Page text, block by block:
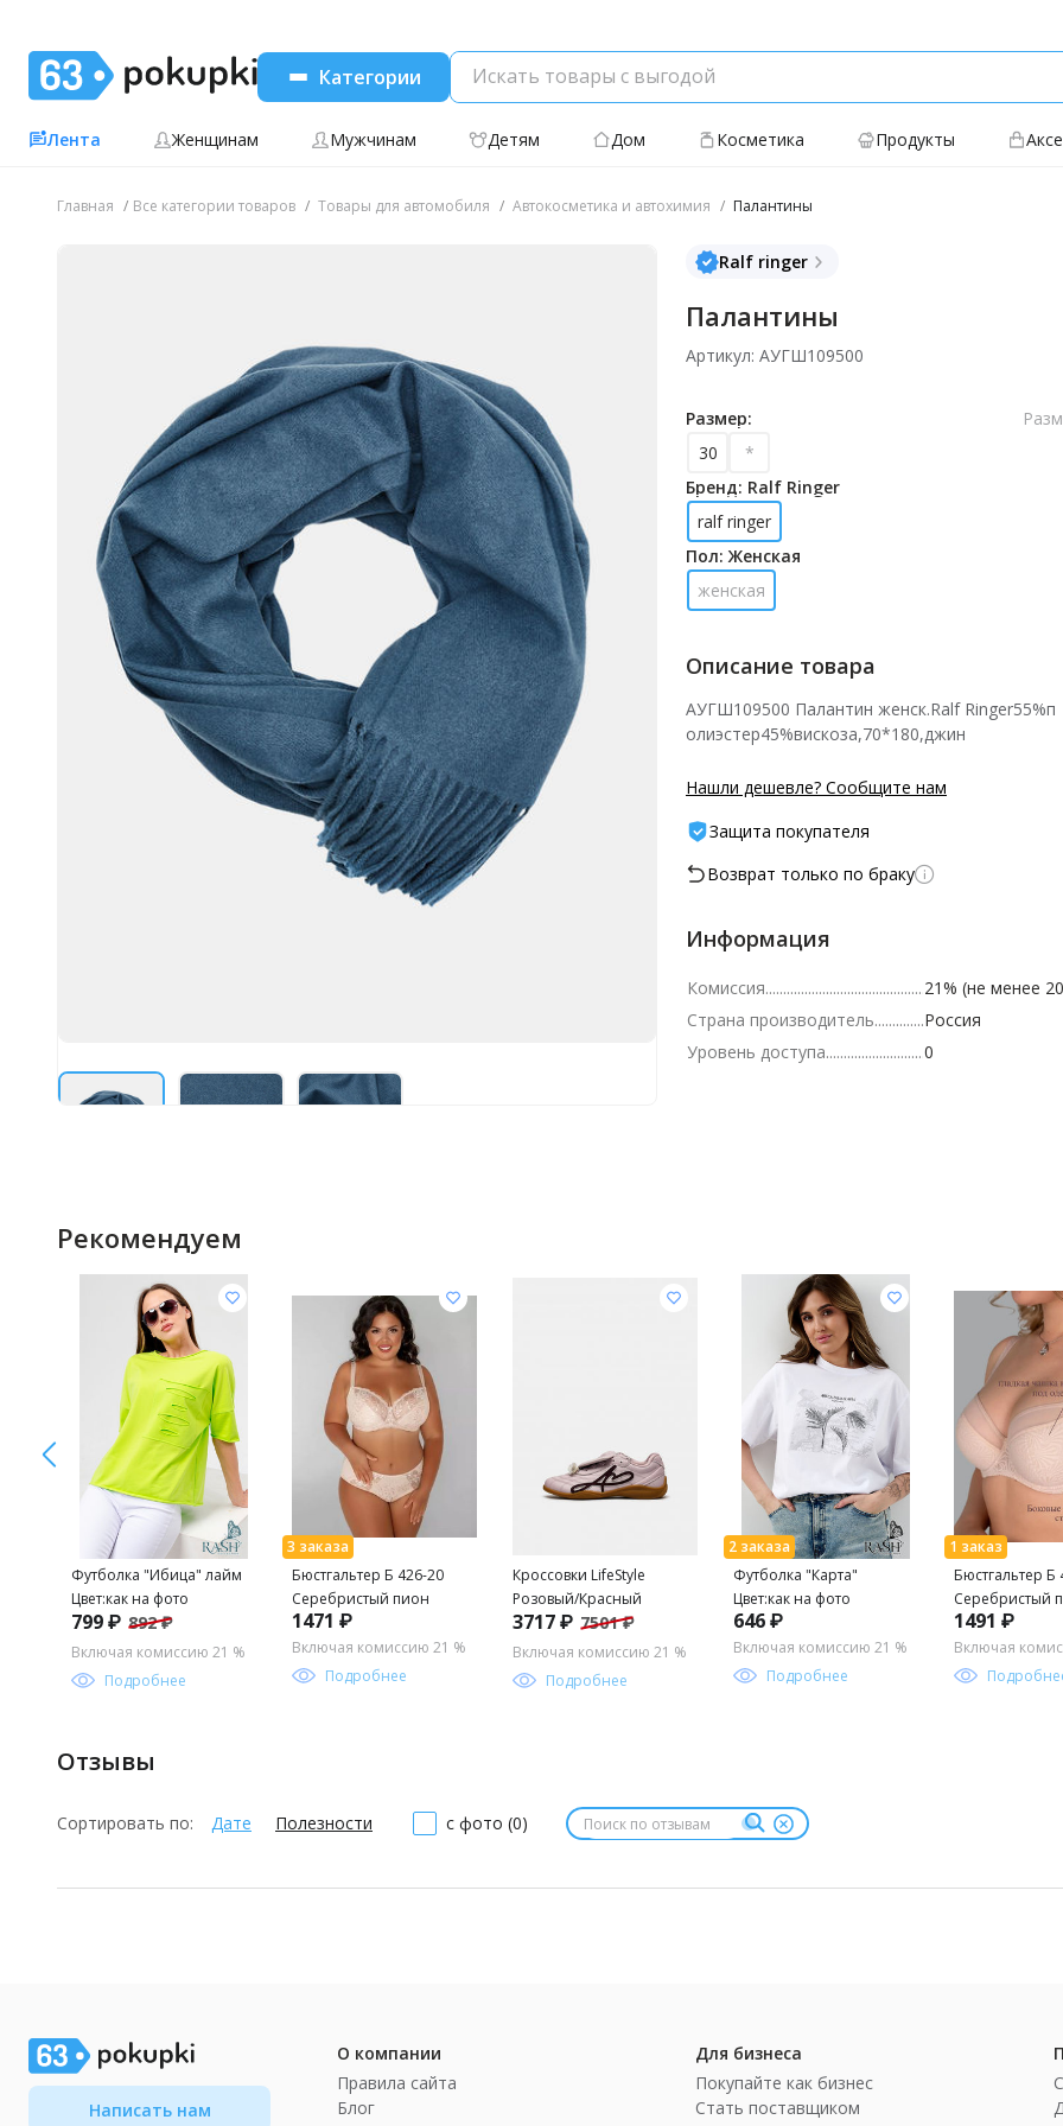
Категории
Лента Женщинам Мужчинам Детям Дом Косметика Продукты
Главная Все категории товаров Товары для автомобиля Автокосметика и автохимия Палантины
Ralf ringer
Палантины
Артикул: АУГШ109500
Размер:
30
*
Бренд: Ralf Ringer
ralf ringer
Пол: Женская
женская
Описание товара
АУГШ109500 Палантин женск.Ralf Ringer55%п
олиэстер45%вискоза,70*180,джин
Нашли дешевле? Сообщите нам
Защита покупателя
Возврат только по браку
Информация
Комиссия
21% (не менее
Страна производитель
Россия
Уровень доступа
0
Рекомендуем
Футболка "Ибица" лайм
Цвет:как на фото
799 ₽ 892 ₽
Включая комиссию 21 %
Подробнее
Бюстгальтер Б 426-20
Серебристый пион
1471 ₽
Включая комиссию 21 %
Подробнее
Кроссовки LifeStyle
Розовый/Красный
3717 ₽ 7501 ₽
Включая комиссию 21 %
Подробнее
Футболка "Карта"
Цвет:как на фото
646 ₽
Включая комиссию 21 %
Подробнее
Бюстгальтер Б
Серебристый
1491 ₽
Включая
Отзывы
Сортировать по: Дате Полезности с фото (0)
Написать нам
О компании
Правила сайта
Блог
Для бизнеса
Покупайте как бизнес
Стать поставщиком